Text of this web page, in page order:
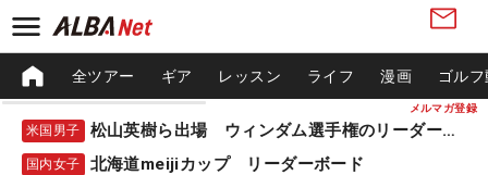
メルマガ登録
全ツアー ギア レッスン ライフ 漫画 ゴル
米国男子 松山英樹ら出場 ウィンダム選手権のリーダーボード
国内女子 北海道meijiカップ リーダーボード